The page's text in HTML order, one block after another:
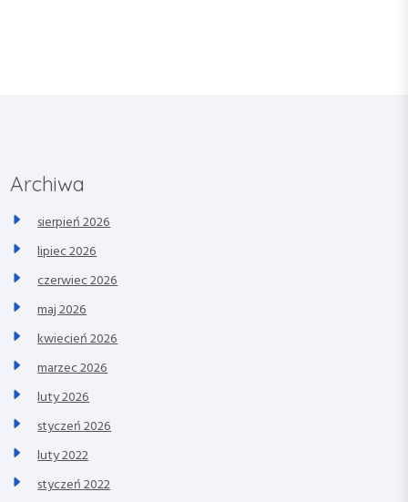
Archiwa
sierpień 2026
lipiec 2026
czerwiec 2026
maj 2026
kwiecień 2026
marzec 2026
luty 2026
styczeń 2026
luty 2022
styczeń 2022